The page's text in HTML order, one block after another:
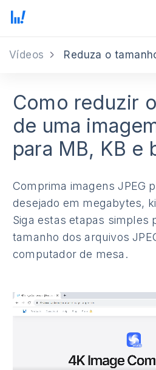
Vídeos Reduza o
Como reduzir
de uma
para MB, KB e
Comprima imagens JPEG
desejado em megabytes,
Siga estas etapas simples
tamanho dos arquivos
computador de mesa.